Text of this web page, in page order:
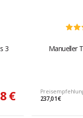
3
€
Manueller
237,01 €